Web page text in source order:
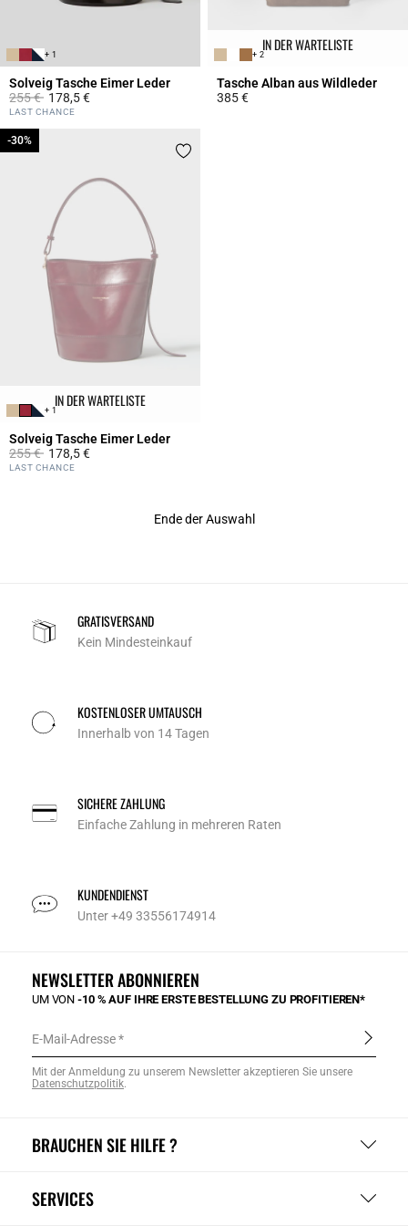
+ 1
Solveig Tasche Eimer Leder
Price reduced from
255 €to178,5 €
5 out of 5 Customer Rating
LAST CHANCE
IN DER WARTELISTE
+ 2
Tasche Alban aus Wildleder
385 €
IN DER WARTELISTE
+ 1
Solveig Tasche Eimer Leder
Price reduced from
255 €to
-30%
178,5 €
5 out of 5 Customer Rating
LAST CHANCE
-30%
Ende der Auswahl
GRATISVERSAND
Kein Mindesteinkauf
KOSTENLOSER UMTAUSCH
Innerhalb von 14 Tagen
SICHERE ZAHLUNG
Einfache Zahlung in mehreren Raten
KUNDENDIENST
Unter +49 33556174914
BRAUCHEN SIE HILFE ?
SERVICES
NEWSLETTER ABONNIEREN
UM VON-10 % AUF IHRE ERSTE BESTELLUNG ZU PROFITIEREN*
E-Mail-Adresse
Mit der Anmeldung zu unserem Newsletter akzeptieren Sie unsere
Datenschutzpolitik.